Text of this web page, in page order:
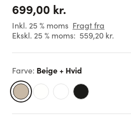
699,00 kr.
Inkl. 25 % moms Fragt fra
Ekskl. 25 % moms: 559,20 kr.
Farve: Beige + Hvid